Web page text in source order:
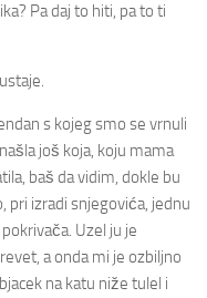
Pa daj to hiti, pa to ti
s kojeg smo se vrnuli
još koja, koju mama
baš da vidim, dokle bu
pri izradi snjegovića, jednu
Uzel ju je
a onda mi je ozbiljno
na katu niže tulel i